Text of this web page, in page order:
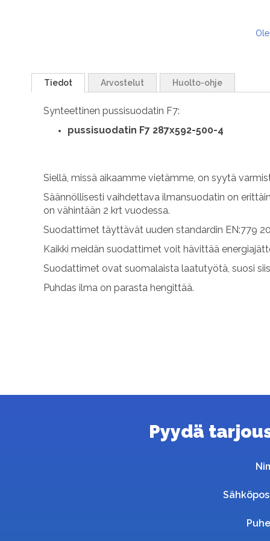
Tiedot
Synteettinen pussisuodatin F7:
pussisuodatin F7 287x592-500-4
Siellä, missä aikaamme vietämme, on syytä
Säännöllisesti vaihdettava ilmansuodatin on
on vähintään 2 krt vuodessa.
Suodattimet täyttävät uuden standardin EN:779
Kaikki meidän suodattimet voit hävittää
Suodattimet ovat suomalaista laatutyötä, suosi
Puhdas ilma on parasta hengittää.
Arvostelut Huolto-ohje
Pyydä